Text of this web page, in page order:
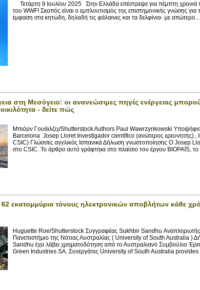
Τετάρτη 9 Ιουλίου 2025 Στην Ελλάδα επέστρεψε για πέμπτη χρονιά
του WWF! Σκοπός είναι ο εμπλουτισμός της επιστημονικής γνώσης για
έμφαση στα κητώδη, δηλαδή τις φάλαινες και τα δελφίνια- με απώτερο...
στη Μεσόγειο: οι ανανεώσιμες πηγές ενέργειας
- δείτε πώς
Μπιόρν Γουάιλζιχ/Shutterstock Authors Paul Wawrzynkowski
Barcelona Josep Lloret Investigador científico (ανώτερος
CSIC) Γλώσσες αγγλικός Ισπανικά Δήλωση γνωστοποίησης Ο Josep
στο CSIC. Το άρθρο αυτό γράφτηκε στο πλαίσιο του έργου BIOPAÍS, το
εκατομμύρια τόνους ηλεκτρονικών αποβλήτων κάθε
Huguette Roe/Shutterstock Συγγραφέας Sukhbir Sandhu Αναπληρωτής
Πανεπιστήμιο της Νότιας Αυστραλίας ( University of South Australia )
Sandhu έχει λάβει χρηματοδότηση από το Αυστραλιανό Συμβούλιο
Green Industries SA. Συνεργάτες University of South Australia provides